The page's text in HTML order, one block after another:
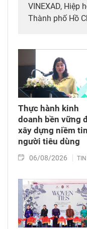
VINEXAD, Hiệp
Thành phố Hồ
kết hợp hai
và thiết bị - công
(Vietfood &
Thực hành kinh
doanh bền vững
xây dựng niềm tin
người tiêu dùng
06/08/2026